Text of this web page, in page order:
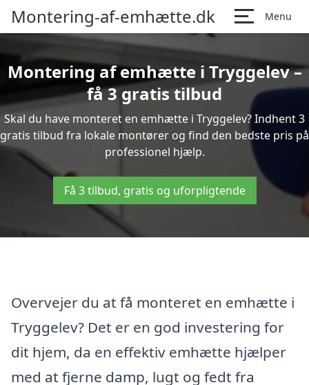
Montering-af-emhætte.dk Menu
Montering af emhætte i Tryggelev –
få 3 gratis tilbud
Skal du have monteret en emhætte i Tryggelev? Indhent 3
gratis tilbud fra lokale montører og find den bedste pris på
professionel hjælp.
Få 3 tilbud, gratis og uforpligtende
Overvejer du at få monteret en emhætte i
Tryggelev? Det er en god investering for
dit hjem, da en effektiv emhætte hjælper
med at fjerne damp, lugt og fedt fra